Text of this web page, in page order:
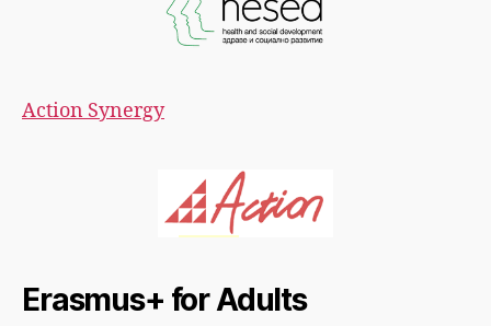
Action Synergy
Erasmus+ for Adults